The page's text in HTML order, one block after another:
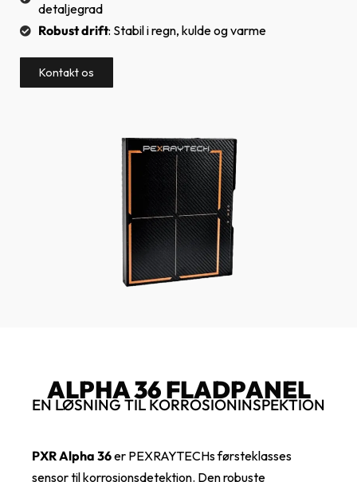
detaljegrad
Robust drift: Stabil i regn, kulde og varme
Kontakt os
ALPHA 36 FLADPANEL
EN LØSNING TIL KORROSIONINSPEKTION
PXR Alpha 36er PEXRAYTECHs førsteklasses
sensor til korrosionsdetektion. Den robuste